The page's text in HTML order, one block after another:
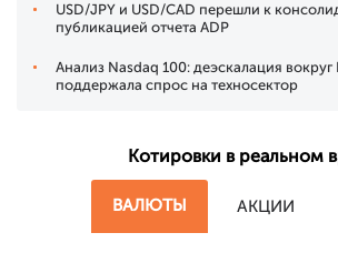
USD/JPY и USD/CAD перешли к
публикацией отчета ADP
Анализ Nasdaq 100: деэскалация
поддержала спрос на техносектор
Котировки в реальном
ВАЛЮТЫ АКЦИИ